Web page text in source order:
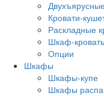
Кровати-
Раскладные
Шкаф-кровать
Опции
Шкафы
Шкафы-купе
Шкафы